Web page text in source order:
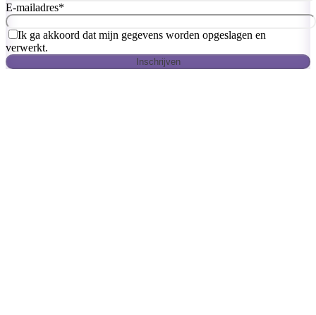
E-mailadres*
Ik ga akkoord dat mijn gegevens worden opgeslagen en
verwerkt.
Inschrijven